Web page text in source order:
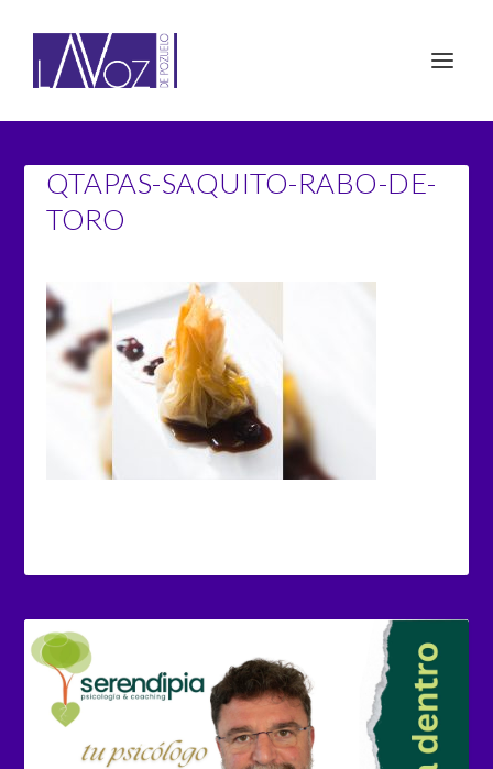
QTAPAS-SAQUITO-RABO-DE-
TORO